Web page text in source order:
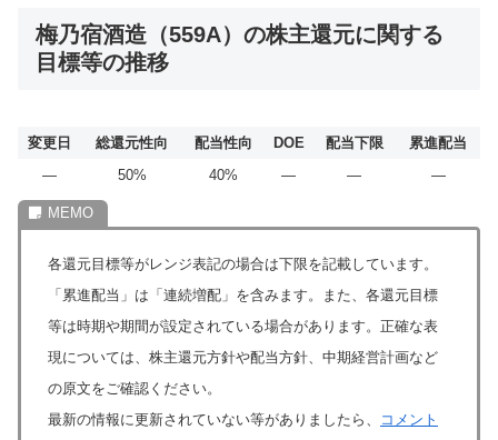
梅乃宿酒造（559A）の株主還元に関する
目標等の推移
変更日 総還元性向 配当性向 DOE 配当下限
累進配当
―
50% 40% ― ― ―
各還元目標等がレンジ表記の場合は下限を記載しています。
「累進配当」は「連続増配」を含みます。また、各還元目標
等は時期や期間が設定されている場合があります。正確な表
現については、株主還元方針や配当方針、中期経営計画など
の原文をご確認ください。
最新の情報に更新されていない等がありましたら、
コメント